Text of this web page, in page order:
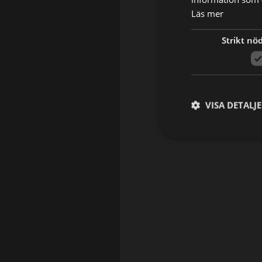
Läs mer
Strikt
VISA